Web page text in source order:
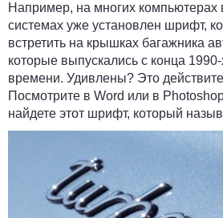
Например, на многих компьютерах
системах уже установлен шрифт,
встретить на крышках багажника
которые выпускались с конца
времени. Удивлены? Это
Посмотрите в Word или в
найдете этот шрифт, который